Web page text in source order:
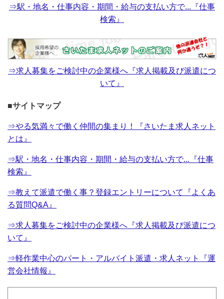
⇒駅・地名・仕事内容・期間・給与の支払い方で...『仕事
検索』
⇒求人募集をご検討中の企業様へ『求人掲載及び派遣につ
いて』
■サイトマップ
⇒やる気満々で働く仲間の集まり！『さいたま求人ネット
とは』
⇒駅・地名・仕事内容・期間・給与の支払い方で...『仕事
検索』
⇒教えて派遣で働く事？登録エントリーについて『よくあ
る質問Q&A』
⇒求人募集をご検討中の企業様へ『求人掲載及び派遣につ
いて』
⇒軽作業中心のパート・アルバイト派遣・求人ネット『運
営会社情報』